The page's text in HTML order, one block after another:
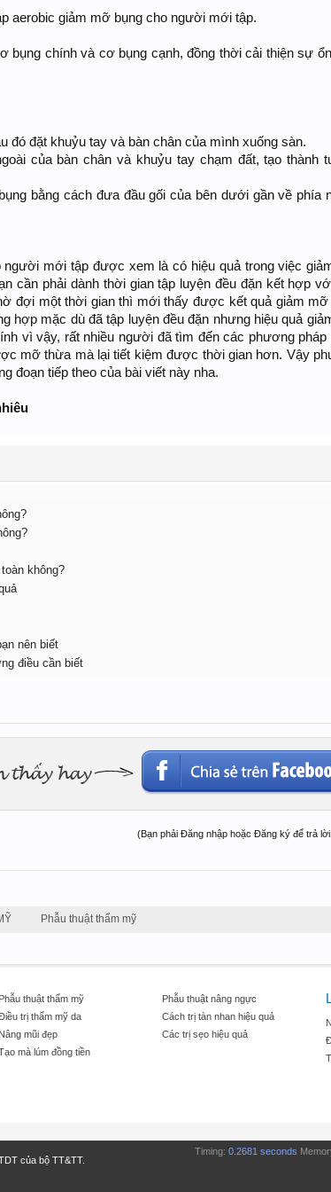
aerobic giảm mỡ bụng cho người mới tập.
bụng chính và cơ bụng cạnh, đồng thời cải thiện sự
đó đặt khuỷu tay và bàn chân của mình xuống sàn.
của bàn chân và khuỷu tay chạm đất, tạo thành
bằng cách đưa đầu gối của bên dưới gần về phía
người mới tập được xem là có hiệu quả trong việc
cần phải dành thời gian tập luyện đều đặn kết hợp
đợi một thời gian thì mới thấy được kết quả giảm
hợp mặc dù đã tập luyện đều đặn nhưng hiệu quả
vì vậy, rất nhiều người đã tìm đến các phương pháp
mỡ thừa mà lại tiết kiệm được thời gian hơn. Vậy
đoạn tiếp theo của bài viết này nha.
không?
nên biết
điều cần biết
(Bạn phải Đăng nhập hoặc Đăng ký để trả lời
Phẫu thuật thẩm mỹ
Phẫu thuật thẩm mỹ
trị thẩm mỹ da
Nâng mũi đẹp
mà lúm đồng tiền
Phẫu thuật nâng ngực
Cách trị tàn nhan hiệu quả
Các trị sẹo hiệu quả
của bộ TT&TT.
Timing: 0.2681 seconds